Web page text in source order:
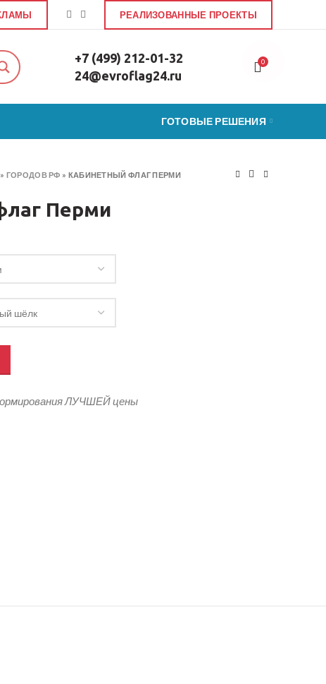
РЕАЛИЗОВАННЫЕ ПРОЕКТЫ
+7 (499) 212-01-32
24@evroflag24.ru
0
ГОТОВЫЕ РЕШЕНИЯ
» ГОРОДОВ РФ » КАБИНЕТНЫЙ ФЛАГ ПЕРМИ
Перми
ЛУЧШЕЙ цены